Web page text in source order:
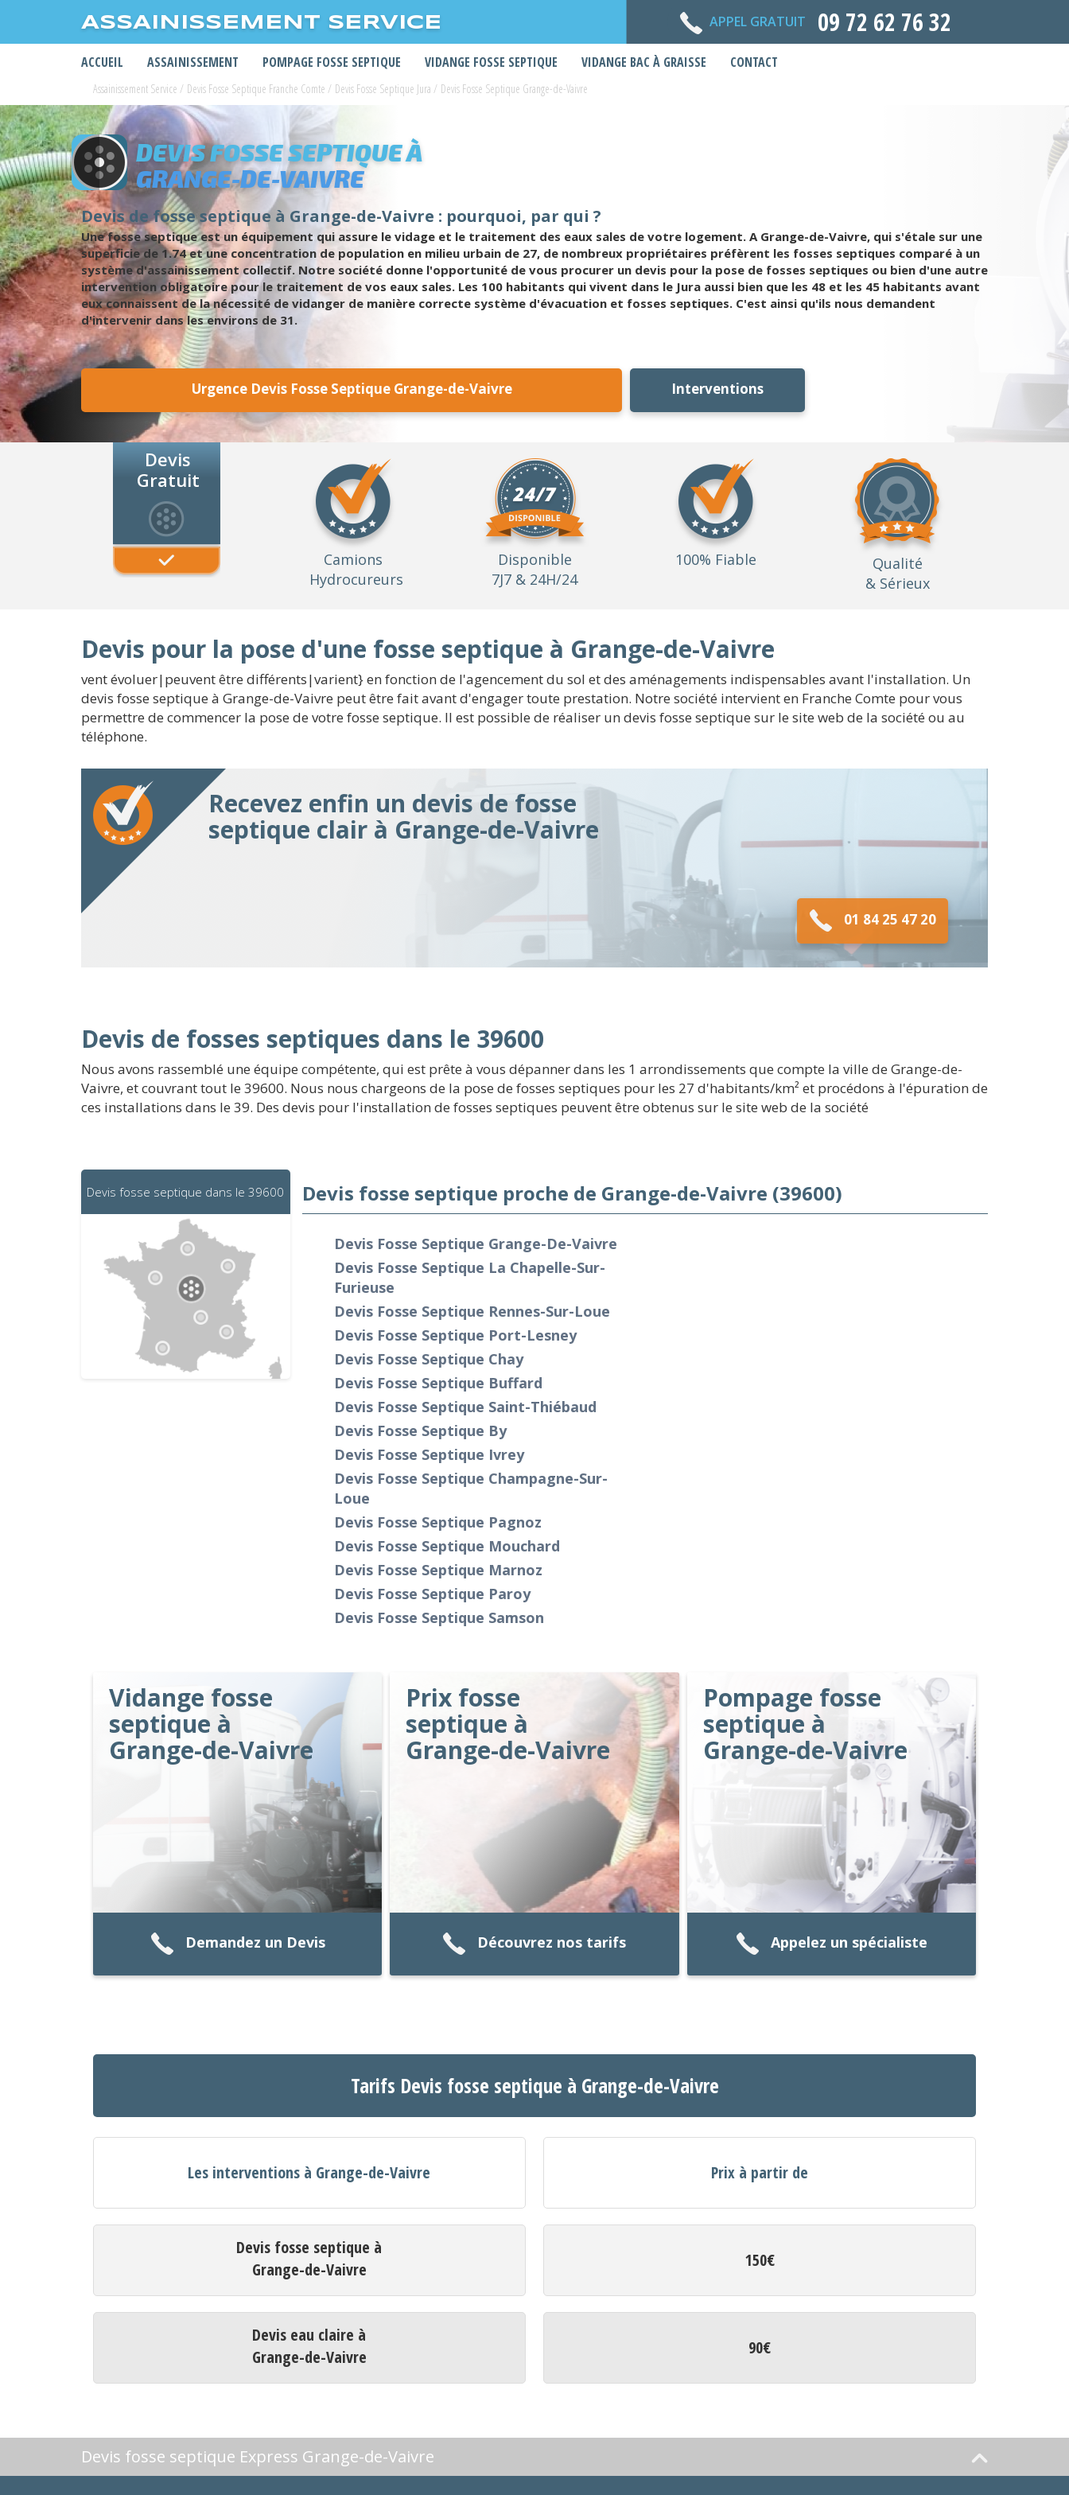
ASSAINISSEMENT SERVICE APPEL GRATUIT 09 72 62 76 32
ACCUEIL ASSAINISSEMENT POMPAGE FOSSE SEPTIQUE VIDANGE FOSSE SEPTIQUE VIDANGE BAC À GRAISSE CONTACT
Assainissement Service / Devis Fosse Septique Franche Comte / Devis Fosse Septique Jura / Devis Fosse Septique Grange-de-Vaivre
DEVIS FOSSE SEPTIQUE À
GRANGE-DE-VAIVRE
Devis de fosse septique à Grange-de-Vaivre : pourquoi, par qui ?
Une fosse septique est un équipement qui assure le vidage et le traitement des eaux sales de votre logement. A Grange-de-Vaivre, qui s'étale sur une
superficie de 1.74 et une concentration de population en milieu urbain de 27, de nombreux propriétaires préfèrent les fosses septiques comparé à un
système d'assainissement collectif. Notre société donne l'opportunité de vous procurer un devis pour la pose de fosses septiques ou bien d'une autre
intervention obligatoire pour le traitement de vos eaux sales. Les 100 habitants qui vivent dans le Jura aussi bien que les 48 et les 45 habitants avant
eux connaissent de la nécessité de vidanger de manière correcte système d'évacuation et fosses septiques. C'est ainsi qu'ils nous demandent
d'intervenir dans les environs de 31.
Urgence Devis Fosse Septique Grange-de-Vaivre Interventions
Devis
Gratuit
Camions
Hydrocureurs
Disponible
7J7 & 24H/24
100% Fiable
Qualité
& Sérieux
Devis pour la pose d'une fosse septique à Grange-de-Vaivre
vent évoluer|peuvent être différents|varient} en fonction de l'agencement du sol et des aménagements indispensables avant l'installation. Un
devis fosse septique à Grange-de-Vaivre peut être fait avant d'engager toute prestation. Notre société intervient en Franche Comte pour vous
permettre de commencer la pose de votre fosse septique. Il est possible de réaliser un devis fosse septique sur le site web de la société ou au
téléphone.
Recevez enfin un devis de fosse
septique clair à Grange-de-Vaivre
01 84 25 47 20
Devis de fosses septiques dans le 39600
Nous avons rassemblé une équipe compétente, qui est prête à vous dépanner dans les 1 arrondissements que compte la ville de Grange-de-
Vaivre, et couvrant tout le 39600. Nous nous chargeons de la pose de fosses septiques pour les 27 d'habitants/km² et procédons à l'épuration de
ces installations dans le 39. Des devis pour l'installation de fosses septiques peuvent être obtenus sur le site web de la société
Devis fosse septique dans le 39600 Devis fosse septique proche de Grange-de-Vaivre (39600)
Devis Fosse Septique Grange-De-Vaivre
Devis Fosse Septique La Chapelle-Sur-
Furieuse
Devis Fosse Septique Rennes-Sur-Loue
Devis Fosse Septique Port-Lesney
Devis Fosse Septique Chay
Devis Fosse Septique Buffard
Devis Fosse Septique Saint-Thiébaud
Devis Fosse Septique By
Devis Fosse Septique Ivrey
Devis Fosse Septique Champagne-Sur-
Loue
Devis Fosse Septique Pagnoz
Devis Fosse Septique Mouchard
Devis Fosse Septique Marnoz
Devis Fosse Septique Paroy
Devis Fosse Septique Samson
Vidange fosse
septique à
Grange-de-Vaivre
Demandez un Devis
Prix fosse
septique à
Grange-de-Vaivre
Découvrez nos tarifs
Pompage fosse
septique à
Grange-de-Vaivre
Appelez un spécialiste
Tarifs Devis fosse septique à Grange-de-Vaivre
Les interventions à Grange-de-Vaivre Prix à partir de
Devis fosse septique à
Grange-de-Vaivre
150€
Devis eau claire à
Grange-de-Vaivre
90€
Devis fosse septique Express Grange-de-Vaivre